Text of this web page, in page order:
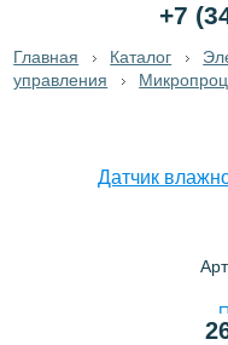
+7
Главная Каталог
управления
Датчик